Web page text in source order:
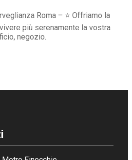
Roma – ⭐ Offriamo la
più serenamente la vostra
negozio.